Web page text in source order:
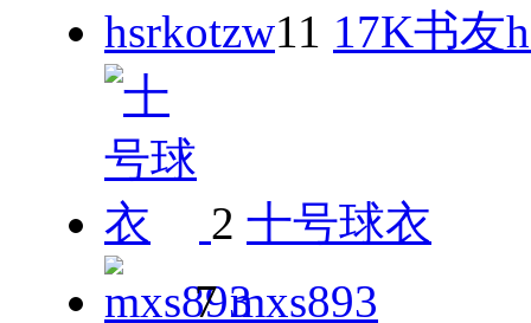
11 17K书友
2 十号球衣
7 mxs893